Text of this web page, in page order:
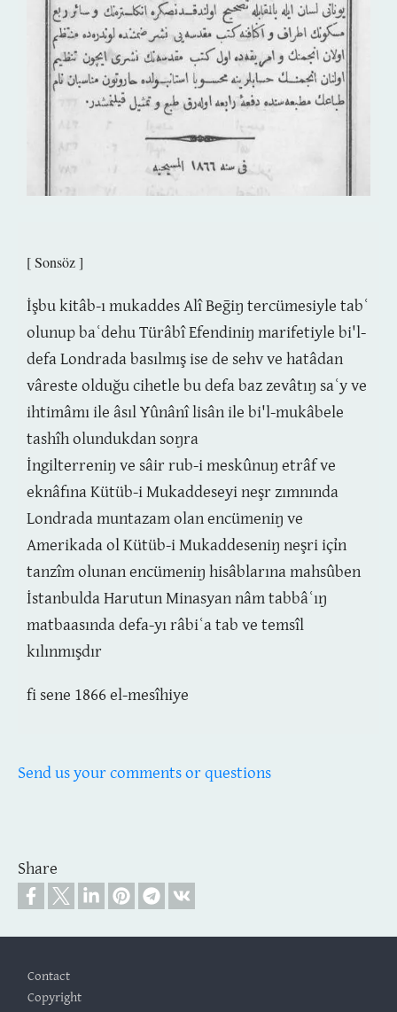
[ Sonsöz ]
İşbu kitâb-ı mukaddes Alî Beḡiŋ tercümesiyle tabʿ
olunup baʿdehu Türâbî Efendiniŋ marifetiyle bi'l-
defa Londrada basılmış ise de sehv ve hatâdan
vâreste olduğu cihetle bu defa baz zevâtıŋ saʿy ve
ihtimâmı ile âsıl Yûnânî lisân ile bi'l-mukâbele
tashîh olundukdan soŋra
İngilterreniŋ ve sâir rub-i meskûnuŋ etrâf ve
eknâfına Kütüb-i Mukaddeseyi neşr zımnında
Londrada muntazam olan encümeniŋ ve
Amerikada ol Kütüb-i Mukaddeseniŋ neşri içỉn
tanzîm olunan encümeniŋ hisâblarına mahsûben
İstanbulda Harutun Minasyan nâm tabbâʿıŋ
matbaasında defa-yı râbiʿa tab ve temsîl
kılınmışdır
fi sene 1866 el-mesîhiye
Send us your comments or questions
Share
Contact
Copyright